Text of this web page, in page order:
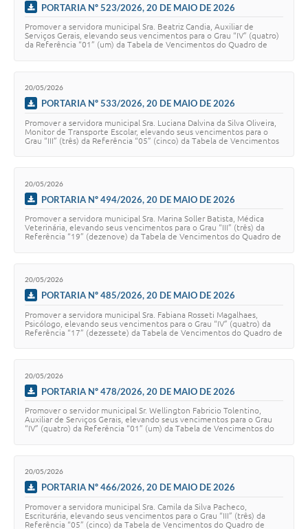
PORTARIA Nº 523/2026, 20 DE MAIO DE 2026
Promover a servidora municipal Sra. Beatriz Candia, Auxiliar de
Serviços Gerais, elevando seus vencimentos para o Grau “IV” (quatro)
da Referência “01” (um) da Tabela de Vencimentos do Quadro de
20/05/2026
PORTARIA Nº 533/2026, 20 DE MAIO DE 2026
Promover a servidora municipal Sra. Luciana Dalvina da Silva Oliveira,
Monitor de Transporte Escolar, elevando seus vencimentos para o
Grau “III” (três) da Referência “05” (cinco) da Tabela de Vencimentos
20/05/2026
PORTARIA Nº 494/2026, 20 DE MAIO DE 2026
Promover a servidora municipal Sra. Marina Soller Batista, Médica
Veterinária, elevando seus vencimentos para o Grau “III” (três) da
Referência “19” (dezenove) da Tabela de Vencimentos do Quadro de
20/05/2026
PORTARIA Nº 485/2026, 20 DE MAIO DE 2026
Promover a servidora municipal Sra. Fabiana Rosseti Magalhaes,
Psicólogo, elevando seus vencimentos para o Grau “IV” (quatro) da
Referência “17” (dezessete) da Tabela de Vencimentos do Quadro de
20/05/2026
PORTARIA Nº 478/2026, 20 DE MAIO DE 2026
Promover o servidor municipal Sr. Wellington Fabricio Tolentino,
Auxiliar de Serviços Gerais, elevando seus vencimentos para o Grau
“IV” (quatro) da Referência “01” (um) da Tabela de Vencimentos do
20/05/2026
PORTARIA Nº 466/2026, 20 DE MAIO DE 2026
Promover a servidora municipal Sra. Camila da Silva Pacheco,
Escriturária, elevando seus vencimentos para o Grau “III” (três) da
Referência “05” (cinco) da Tabela de Vencimentos do Quadro de